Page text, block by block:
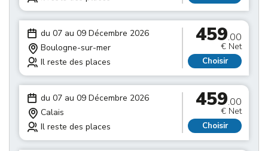
du 07 au 09 Décembre 2026
Boulogne-sur-mer
Il reste des places
459.00
€ Net
Choisir
du 07 au 09 Décembre 2026
Calais
Il reste des places
459.00
€ Net
Choisir